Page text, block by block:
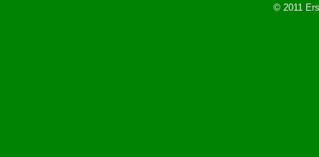
© 2011